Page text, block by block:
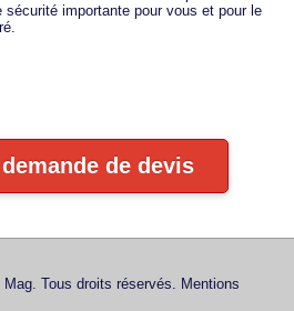
sécurité importante pour vous et pour le
de devis
Tous droits réservés. Mentions